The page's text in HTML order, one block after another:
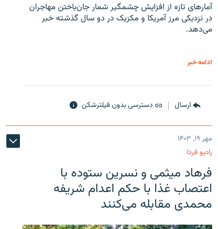
آمارهای تازه از افزایش چشمگیر شمار جان‌باختن مهاجران
در نزدیکی مرز آمریکا و مکزیک در دو سال گذشته خبر
می‌دهد.
ادامه خبر
ارسال دسترسی بدون فیلترشکن
مهر ۱۹, ۱۴۰۳
رادیو فردا
فرهاد میثمی و نسرین ستوده با
اعتصاب غذا با حکم اعدام شریفه
محمدی مقابله می‌کنند